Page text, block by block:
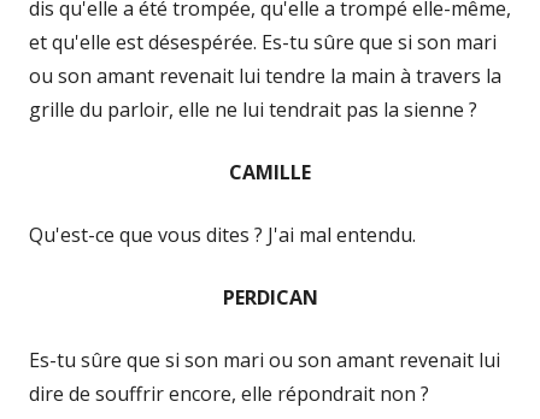
dis qu'elle a été trompée, qu'elle a trompé elle-même,
et qu'elle est désespérée. Es-tu sûre que si son mari
ou son amant revenait lui tendre la main à travers la
grille du parloir, elle ne lui tendrait pas la sienne ?
CAMILLE
Qu'est-ce que vous dites ? J'ai mal entendu.
PERDICAN
Es-tu sûre que si son mari ou son amant revenait lui
dire de souffrir encore, elle répondrait non ?